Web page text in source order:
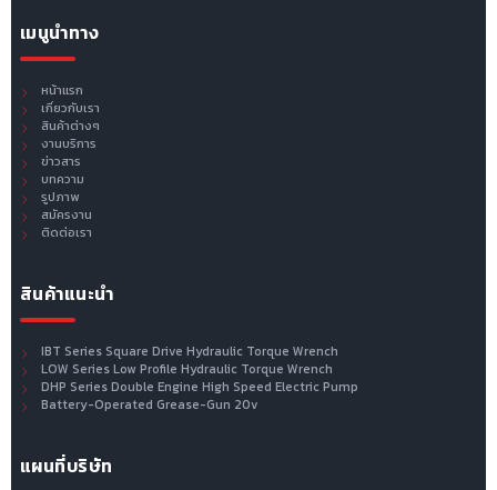
เมนูนำทาง
หน้าแรก
เกี่ยวกับเรา
สินค้าต่างๆ
งานบริการ
ข่าวสาร
บทความ
รูปภาพ
สมัครงาน
ติดต่อเรา
สินค้าแนะนำ
IBT Series Square Drive Hydraulic Torque Wrench
LOW Series Low Profile Hydraulic Torque Wrench
DHP Series Double Engine High Speed Electric Pump
Battery-Operated Grease-Gun 20v
แผนที่บริษัท